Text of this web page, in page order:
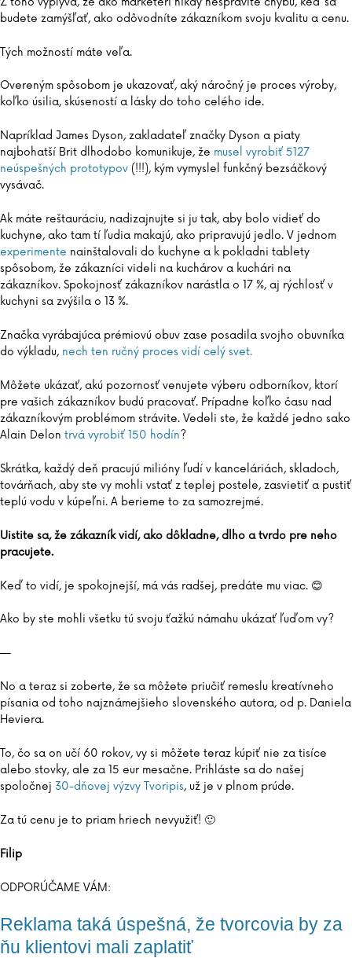
budete zamýšľať, ako odôvodníte zákazníkom svoju kvalitu a cenu.
Tých možností máte veľa.
Overeným spôsobom je ukazovať, aký náročný je proces výroby,
koľko úsilia, skúseností a lásky do toho celého ide.
Napríklad James Dyson, zakladateľ značky Dyson a piaty
najbohatší Brit dlhodobo komunikuje, že musel vyrobiť 5127
neúspešných prototypov (!!!), kým vymyslel funkčný bezsáčkový
vysávač.
Ak máte reštauráciu, nadizajnujte si ju tak, aby bolo vidieť do
kuchyne, ako tam tí ľudia makajú, ako pripravujú jedlo. V jednom
experimente nainštalovali do kuchyne a k pokladni tablety
spôsobom, že zákazníci videli na kuchárov a kuchári na
zákazníkov. Spokojnosť zákazníkov narástla o 17 %, aj rýchlosť v
kuchyni sa zvýšila o 13 %.
Značka vyrábajúca prémiovú obuv zase posadila svojho obuvníka
do výkladu, nech ten ručný proces vidí celý svet.
Môžete ukázať, akú pozornosť venujete výberu odborníkov, ktorí
pre vašich zákazníkov budú pracovať. Prípadne koľko času nad
zákazníkovým problémom strávite. Vedeli ste, že každé jedno sako
Alain Delon trvá vyrobiť 150 hodín?
Skrátka, každý deň pracujú milióny ľudí v kanceláriách, skladoch,
továrňach, aby ste vy mohli vstať z teplej postele, zasvietiť a pustiť
teplú vodu v kúpeľni. A berieme to za samozrejmé.
Uistite sa, že zákazník vidí, ako dôkladne, dlho a tvrdo pre neho
pracujete.
Keď to vidí, je spokojnejší, má vás radšej, predáte mu viac. 😊
Ako by ste mohli všetku tú svoju ťažkú námahu ukázať ľuďom vy?
—
No a teraz si zoberte, že sa môžete priučiť remeslu kreatívneho
písania od toho najznámejšieho slovenského autora, od p. Daniela
Heviera.
To, čo sa on učí 60 rokov, vy si môžete teraz kúpiť nie za tisíce
alebo stovky, ale za 15 eur mesačne. Prihláste sa do našej
spoločnej 30-dňovej výzvy Tvoripis, už je v plnom prúde.
Za tú cenu je to priam hriech nevyužiť! 🙂
Filip
ODPORÚČAME VÁM:
Reklama taká úspešná, že tvorcovia by za
ňu klientovi mali zaplatiť